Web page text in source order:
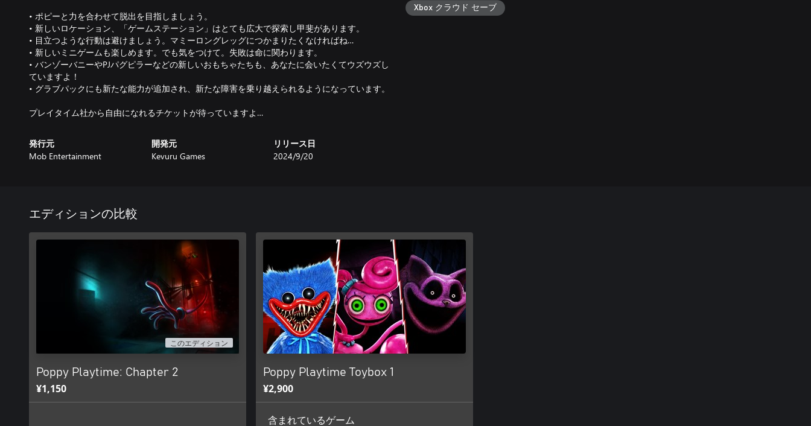
• ポピーと力を合わせて脱出を目指しましょう。
• 新しいロケーション、「ゲームステーション」はとても広大で探索し甲斐があります。
• 目立つような行動は避けましょう。マミーロングレッグにつかまりたくなければね…
• 新しいミニゲームも楽しめます。でも気をつけて。失敗は命に関わります。
• バンゾーバニーやPJパグピラーなどの新しいおもちゃたちも、あなたに会いたくてウズウズし
ていますよ！
• グラブパックにも新たな能力が追加され、新たな障害を乗り越えられるようになっています。
プレイタイム社から自由になれるチケットが待っていますよ…
発行元
Mob Entertainment
開発元
Kevuru Games
リリース日
2024/9/20
Xbox クラウド セーブ
エディションの比較
このエディション
Poppy Playtime: Chapter 2
¥1,150
Poppy Playtime Toybox 1
¥2,900
含まれているゲーム